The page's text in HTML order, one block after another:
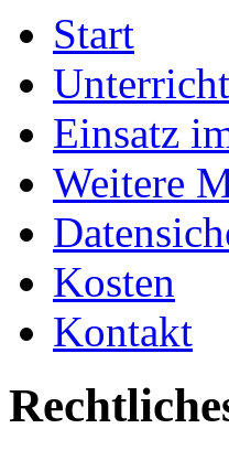
Start
Einsatz
Weitere
Kosten
Kontakt